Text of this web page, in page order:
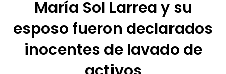
María Sol Larrea y su
esposo fueron declarados
inocentes de lavado de